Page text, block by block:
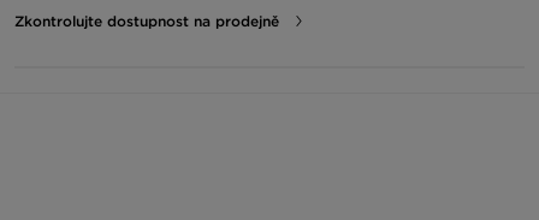
Zkontrolujte dostupnost na prodejně